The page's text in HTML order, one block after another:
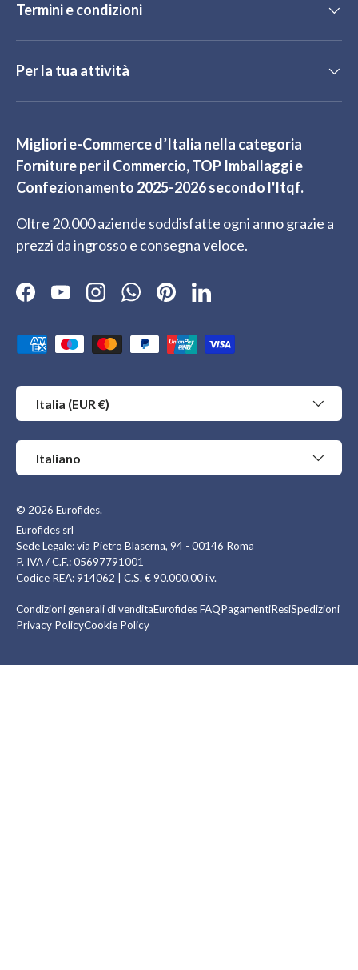
Termini e condizioni
Per la tua attività
Migliori e-Commerce d’Italia nella categoria
Forniture per il Commercio, TOP Imballaggi e
Confezionamento 2025-2026 secondo l'Itqf.
Oltre 20.000 aziende soddisfatte ogni anno grazie a
prezzi da ingrosso e consegna veloce.
Facebook
YouTubeInstagramWhatsApp
PinterestLinkedIn
Metodi di pagamento accettati
Italia (EUR €)
Italiano
© 2026 Eurofides.
Eurofides srl
Sede Legale: via Pietro Blaserna, 94 - 00146 Roma
P. IVA / C.F.: 05697791001
Codice REA: 914062 | C.S. € 90.000,00 i.v.
Condizioni generali di venditaEurofides FAQPagamentiResiSpedizioni
Privacy PolicyCookie Policy